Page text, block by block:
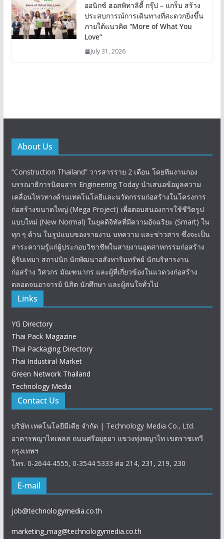
ออนิกซ์ ฮอสพิทาลิตี้ กรุ๊ป – แกร็บ สร้าง
ประสบการณ์การเดินทางที่สะดวกยิ่งขึ้น
ภายใต้แนวคิด “More of What You
Love”
July 31, 2026
About Us
“Construction Thailand” วารสารราย 2 เดือน โดยทีมงานกอง
บรรณาธิการนิตยสาร Engineering Today นำเสนอข้อมูลความ
เคลื่อนไหวทางด้านเทคโนโลยีและนวัตกรรมก่อสร้างในโครงการ
ก่อสร้างขนาดใหญ่ (Mega Project) เพื่อตอบสนองการใช้ชีวิตรูป
แบบใหม่ (New Normal) ในยุคดิจิทัลที่มีความอัจฉริยะ (Smart) ใน
ทุก ๆ ด้าน ในรูปแบบของรายงาน บทความ และข่าวสาร ซึ่งจะเป็น
สาระความรู้แก่ผู้ประกอบวิชาชีพในสายงานอุตสาหกรรมก่อสร้าง
ผู้รับเหมา สถาปนิก นักพัฒนาอสังหาริมทรัพย์ นักบริหารงาน
ก่อสร้าง วิศวกร มัณฑนากร และผู้ที่เกี่ยวข้องในแวดวงก่อสร้าง
ตลอดจนอาจารย์ นิสิต นักศึกษา และผู้สนใจทั่วไป
Links
YG Directory
Thai Pack Magazine
Thai Packaging Directory
Thai Industiral Market
Green Network Thailand
Technology Media
Contact Us
บริษัท เทคโนโลยีมีเดีย จำกัด | Technology Media Co., Ltd.
อาคารพญาไทเพลส ถนนศรีอยุธยา แขวงทุ่งพญาไท เขตราชเทวี
กรุงเทพฯ
โทร. 0-2644-4555, 0-3544 5333 ต่อ 214, 231, 219, 230
E-mail
job@technologymedia.co.th
marketing_mag@technologymedia.co.th